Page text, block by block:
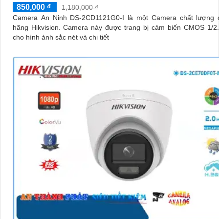
850,000 ₫
1,180,000 ₫
Camera An Ninh DS-2CD1121G0-I là một Camera chất lượng
hãng Hikvision. Camera này được trang bị cảm biến CMOS 1/2. 8 inch,
cho hình ảnh sắc nét và chi tiết